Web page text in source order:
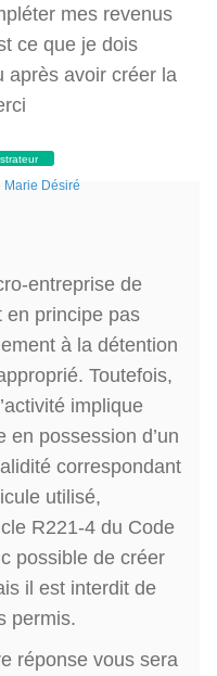
mes revenus
ce que je dois
après avoir créer la
Marie Désiré
entreprise de
en principe pas
à la détention
Toutefois,
implique
en possession d’un
correspondant
utilisé,
R221-4 du Code
possible de créer
il est interdit de
permis.
réponse vous sera